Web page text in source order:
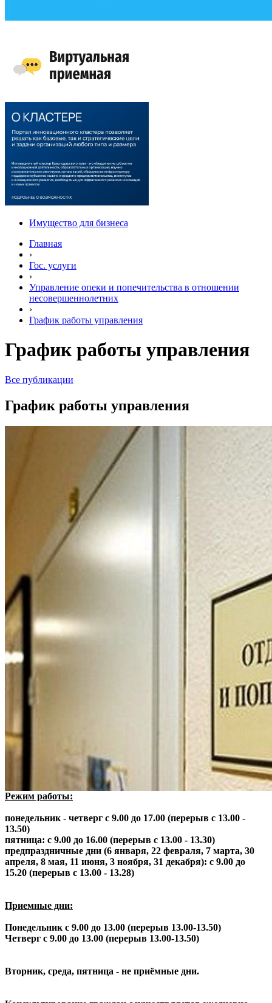
Имущество для бизнеса
Главная
›
Гос. услуги
›
Управление опеки и попечительства в отношении
несовершеннолетних
›
График работы управления
График работы управления
Все публикации
График работы управления
Режим работы:
понедельник - четверг с 9.00 до 17.00 (перерыв с 13.00 -
13.50)
пятница: с 9.00 до 16.00 (перерыв с 13.00 - 13.30)
предпраздничные дни (6 января, 22 февраля, 7 марта, 30
апреля, 8 мая, 11 июня, 3 ноября, 31 декабря): с 9.00 до
15.20 (перерыв с 13.00 - 13.28)
Приемные дни:
Понедельник с 9.00 до 13.00 (перерыв 13.00-13.50)
Четверг с 9.00 до 13.00 (перерыв 13.00-13.50)
Вторник, среда, пятница - не приёмные дни.